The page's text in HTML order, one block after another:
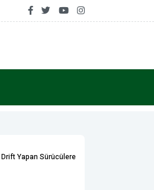
Yeşil İvme Destek Programı
Yapan Sürücülere